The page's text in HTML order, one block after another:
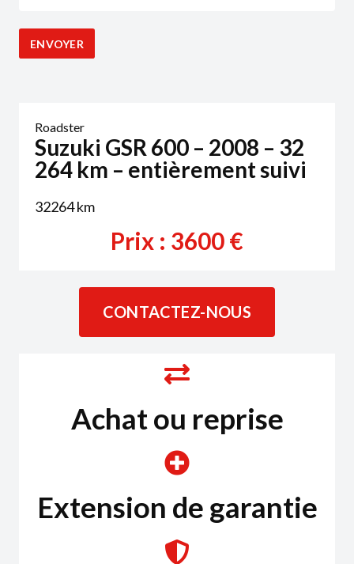
Roadster
Suzuki GSR 600 – 2008 – 32
264 km – entièrement suivi
32264km
Prix : 3600€
CONTACTEZ-NOUS
Achat ou reprise
Extension de garantie